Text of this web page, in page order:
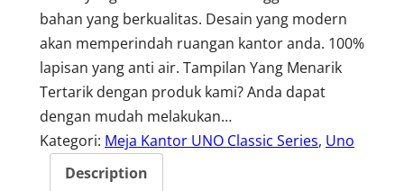
bahan yang berkualitas. Desain yang modern
akan memperindah ruangan kantor anda. 100%
lapisan yang anti air. Tampilan Yang Menarik
Tertarik dengan produk kami? Anda dapat
dengan mudah melakukan…
Kategori: Meja Kantor UNO Classic Series, Uno
Description